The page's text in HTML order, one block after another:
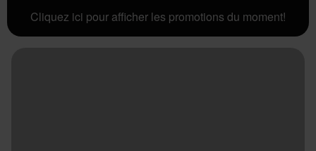
Cliquez ici pour afficher les promotions du moment!